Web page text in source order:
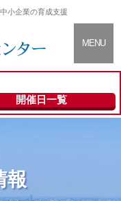
About
小企業の育成支援
MENU
開催日一覧
報